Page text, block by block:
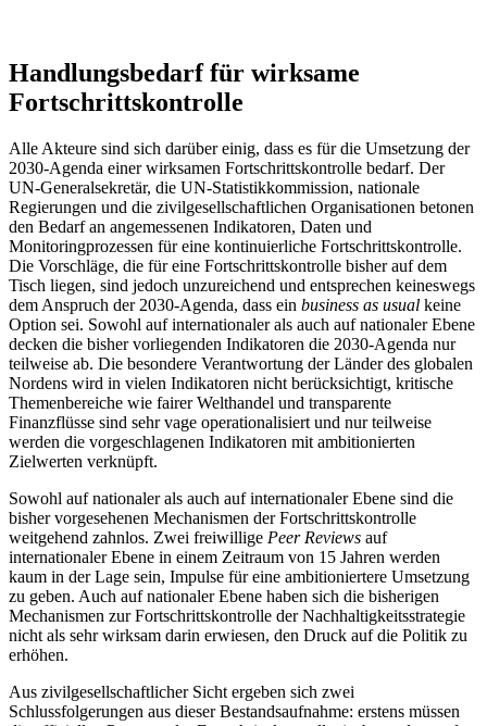
Handlungsbedarf für wirksame
Fortschrittskontrolle
Alle Akteure sind sich darüber einig, dass es für die Umsetzung der
2030-Agenda einer wirksamen Fortschrittskontrolle bedarf. Der
UN-Generalsekretär, die UN-Statistikkommission, nationale
Regierungen und die zivilgesellschaftlichen Organisationen betonen
den Bedarf an angemessenen Indikatoren, Daten und
Monitoringprozessen für eine kontinuierliche Fortschrittskontrolle.
Die Vorschläge, die für eine Fortschrittskontrolle bisher auf dem
Tisch liegen, sind jedoch unzureichend und entsprechen keineswegs
dem Anspruch der 2030-Agenda, dass ein business as usual keine
Option sei. Sowohl auf internationaler als auch auf nationaler Ebene
decken die bisher vorliegenden Indikatoren die 2030-Agenda nur
teilweise ab. Die besondere Verantwortung der Länder des globalen
Nordens wird in vielen Indikatoren nicht berücksichtigt, kritische
Themenbereiche wie fairer Welthandel und transparente
Finanzflüsse sind sehr vage operationalisiert und nur teilweise
werden die vorgeschlagenen Indikatoren mit ambitionierten
Zielwerten verknüpft.
Sowohl auf nationaler als auch auf internationaler Ebene sind die
bisher vorgesehenen Mechanismen der Fortschrittskontrolle
weitgehend zahnlos. Zwei freiwillige Peer Reviews auf
internationaler Ebene in einem Zeitraum von 15 Jahren werden
kaum in der Lage sein, Impulse für eine ambitioniertere Umsetzung
zu geben. Auch auf nationaler Ebene haben sich die bisherigen
Mechanismen zur Fortschrittskontrolle der Nachhaltigkeitsstrategie
nicht als sehr wirksam darin erwiesen, den Druck auf die Politik zu
erhöhen.
Aus zivilgesellschaftlicher Sicht ergeben sich zwei
Schlussfolgerungen aus dieser Bestandsaufnahme: erstens müssen